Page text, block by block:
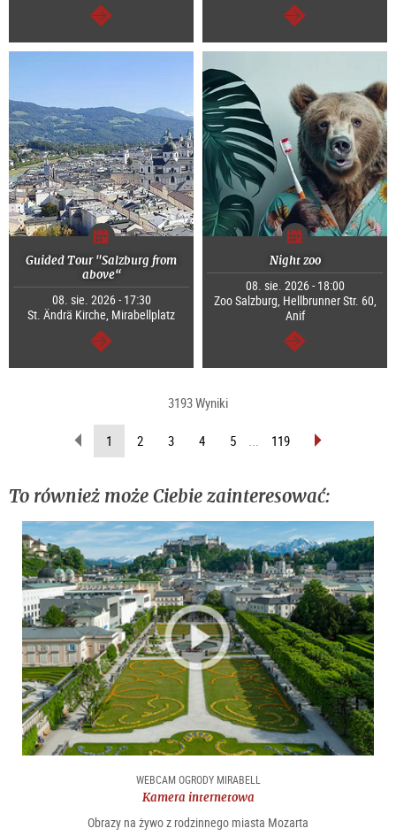
dalej dalej
Guided Tour "Salzburg from
above“
08. sie. 2026 - 17:30
St. Ändrä Kirche, Mirabellplatz
dalej
Night zoo
08. sie. 2026 - 18:00
Zoo Salzburg, Hellbrunner Str. 60,
Anif
dalej
3193 Wyniki
wstecz1 (Aktualna
strona)
2 3 4 5 ... 119 do
To również może Ciebie zainteresować:
WEBCAM OGRODY MIRABELL
Kamera internetowa
Obrazy na żywo z rodzinnego miasta Mozarta